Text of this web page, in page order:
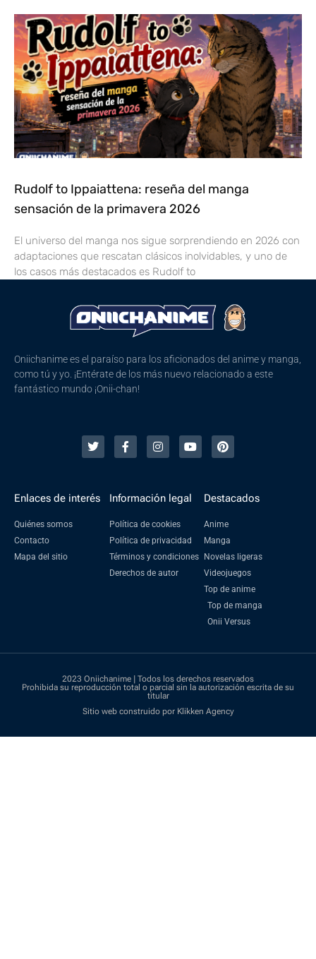
Rudolf to Ippaiattena: reseña del manga
sensación de la primavera 2026
El universo del manga nos sigue sorprendiendo en 2026 con
adaptaciones que rescatan clásicos inolvidables, y uno de
los casos más destacados es Rudolf to
Oniichanime es el paraíso para los aficionados del anime y manga,
como tú y yo. ¡Entérate de los más nuevo relacionado a este
fantástico mundo ¡Onii-chan!
Enlaces de interés
Quiénes somos
Contacto
Mapa del sitio
Información legal
Política de cookies
Política de privacidad
Términos y condiciones
Derechos de autor
Destacados
Anime
Manga
Novelas ligeras
Videojuegos
Top de anime
Top de manga
Onii Versus
2023 Oniichanime | Todos los derechos reservados
Prohibida su reproducción total o parcial sin la autorización escrita de su
titular
Sitio web construido por Klikken Agency